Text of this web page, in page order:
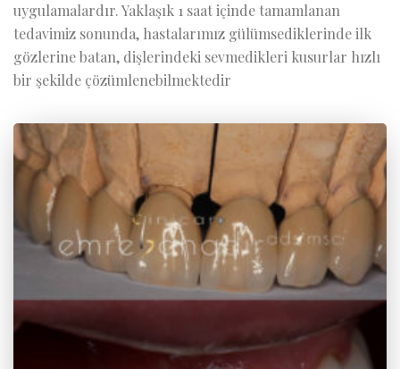
uygulamalardır. Yaklaşık 1 saat içinde tamamlanan
tedavimiz sonunda, hastalarımız gülümsediklerinde ilk
gözlerine batan, dişlerindeki sevmedikleri kusurlar hızlı
bir şekilde çözümlenebilmektedir